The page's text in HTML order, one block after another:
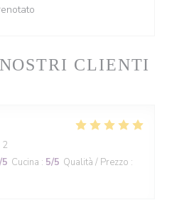
CLIENTI
/5 Cucina : 5/5 Qualità / Prezzo :